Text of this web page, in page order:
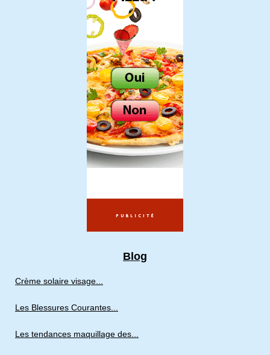
Blog
Crème solaire visage...
Les Blessures Courantes...
Les tendances maquillage des...